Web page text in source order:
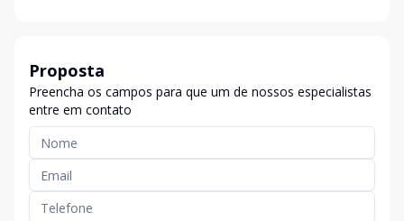
Proposta
Preencha os campos para que um de nossos especialistas
entre em contato